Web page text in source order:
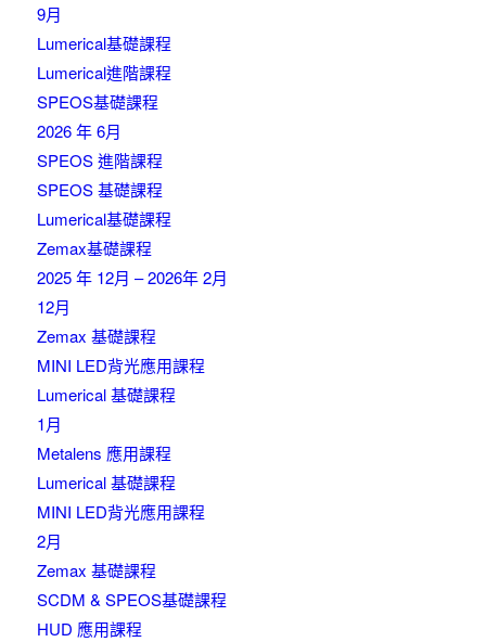
9月
Lumerical基礎課程
Lumerical進階課程
SPEOS基礎課程
2026 年 6月
SPEOS 進階課程
SPEOS 基礎課程
Lumerical基礎課程
Zemax基礎課程
2025 年 12月 – 2026年 2月
12月
Zemax 基礎課程
MINI LED背光應用課程
Lumerical 基礎課程
1月
Metalens 應用課程
Lumerical 基礎課程
MINI LED背光應用課程
2月
Zemax 基礎課程
SCDM & SPEOS基礎課程
HUD 應用課程